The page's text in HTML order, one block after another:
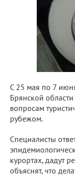
С 25 мая по 7
Брянской
вопросам
рубежом.
Специалисты
курортах, дадут
объяснят, что